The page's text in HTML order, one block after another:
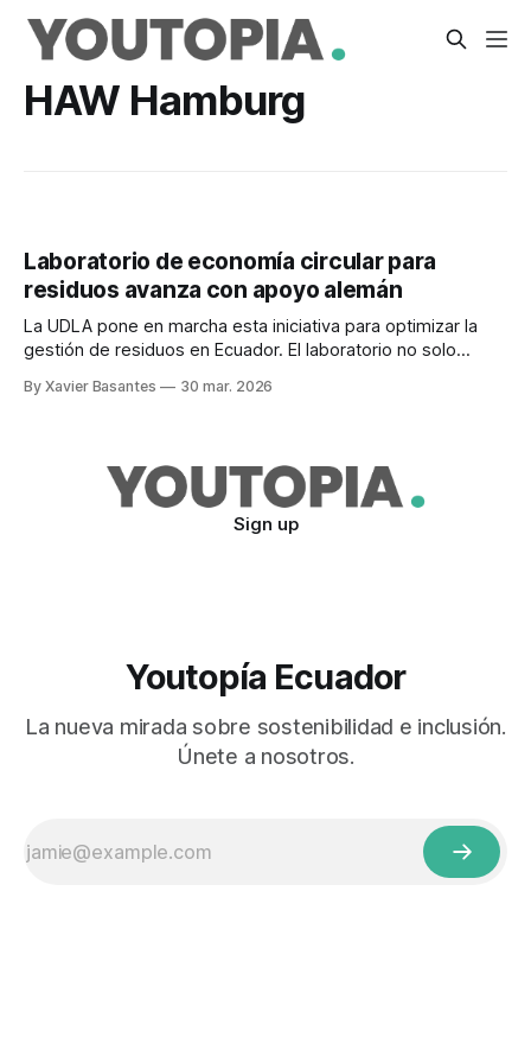
HAW Hamburg
Laboratorio de economía circular para
residuos avanza con apoyo alemán
La UDLA pone en marcha esta iniciativa para optimizar la
gestión de residuos en Ecuador. El laboratorio no solo
usos.
By Xavier Basantes 30 mar. 2026
Sign up
Youtopía Ecuador
La nueva mirada sobre sostenibilidad e inclusión.
Únete a nosotros.